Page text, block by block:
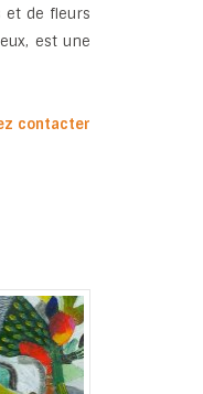
et de fleurs
est une
contacter